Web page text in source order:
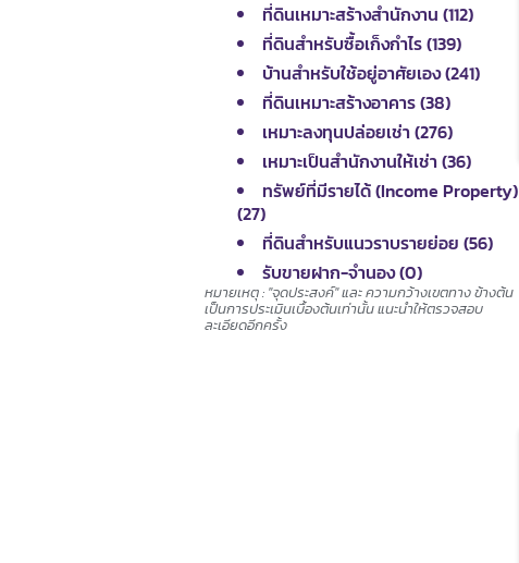
ที่ดินเหมาะสร้างสำนักงาน (112)
ที่ดินสำหรับซื้อเก็งกำไร (139)
บ้านสำหรับใช้อยู่อาศัยเอง (241)
ที่ดินเหมาะสร้างอาคาร (38)
เหมาะลงทุนปล่อยเช่า (276)
เหมาะเป็นสำนักงานให้เช่า (36)
ทรัพย์ที่มีรายได้ (Income Property)
(27)
ที่ดินสำหรับแนวราบรายย่อย (56)
รับขายฝาก-จำนอง (0)
หมายเหตุ : "จุดประสงค์" และ ความกว้างเขตทาง ข้างต้น
เป็นการประเมินเบื้องต้นเท่านั้น แนะนำให้ตรวจสอบ
ละเอียดอีกครั้ง